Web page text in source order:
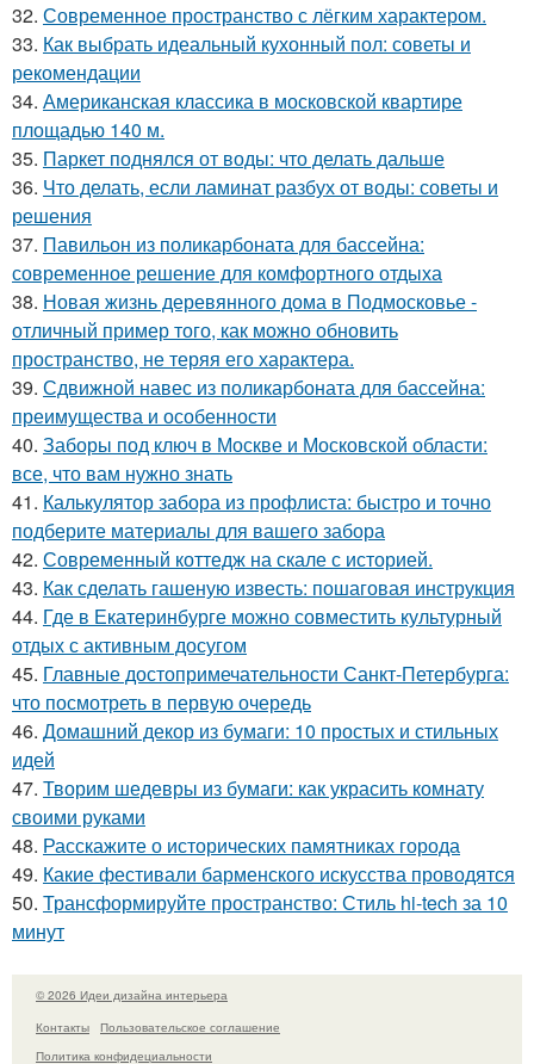
32. Современное пространство с лёгким характером.
33. Как выбрать идеальный кухонный пол: советы и
рекомендации
34. Американская классика в московской квартире
площадью 140 м.
35. Паркет поднялся от воды: что делать дальше
36. Что делать, если ламинат разбух от воды: советы и
решения
37. Павильон из поликарбоната для бассейна:
современное решение для комфортного отдыха
38. Новая жизнь деревянного дома в Подмосковье -
отличный пример того, как можно обновить
пространство, не теряя его характера.
39. Сдвижной навес из поликарбоната для бассейна:
преимущества и особенности
40. Заборы под ключ в Москве и Московской области:
все, что вам нужно знать
41. Калькулятор забора из профлиста: быстро и точно
подберите материалы для вашего забора
42. Современный коттедж на скале с историей.
43. Как сделать гашеную известь: пошаговая инструкция
44. Где в Екатеринбурге можно совместить культурный
отдых с активным досугом
45. Главные достопримечательности Санкт-Петербурга:
что посмотреть в первую очередь
46. Домашний декор из бумаги: 10 простых и стильных
идей
47. Творим шедевры из бумаги: как украсить комнату
своими руками
48. Расскажите о исторических памятниках города
49. Какие фестивали барменского искусства проводятся
50. Трансформируйте пространство: Стиль hi-tech за 10
минут
© 2026 Идеи дизайна интерьера
Контакты
Пользовательское соглашение
Политика конфидециальности